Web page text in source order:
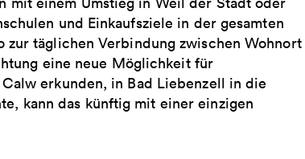
und Einkaufsziele in der gesamten
zur täglichen Verbindung zwischen Wohnort
eine neue Möglichkeit für
erkunden, in Bad Liebenzell in die
kann das künftig mit einer einzigen